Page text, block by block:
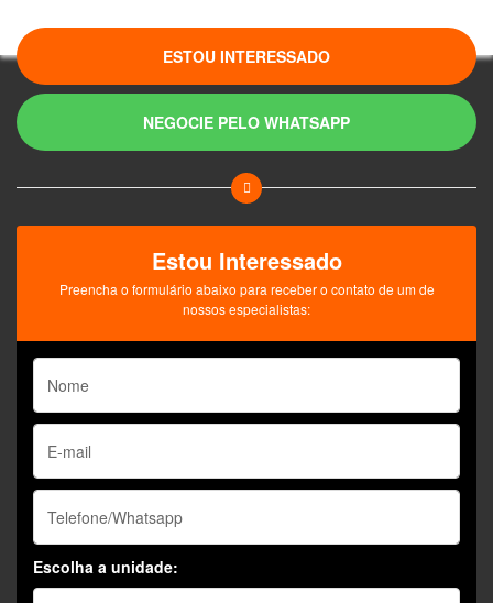
ESTOU INTERESSADO
NEGOCIE PELO WHATSAPP
Estou Interessado
Preencha o formulário abaixo para receber o contato de um de
nossos especialistas:
Escolha a unidade: